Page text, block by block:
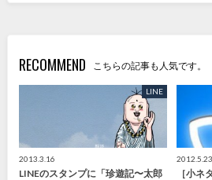
RECOMMEND こちらの記事も人気です。
LINE
2013.3.16
LINEのスタンプに「珍遊記〜太郎
2012.5.23
［小